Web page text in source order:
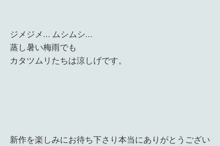
ジメジメ… ムシムシ…
蒸し暑い梅雨でも
カタツムリたちは涼しげです。
新作を楽しみにお待ち下さり本当にありがとうござい